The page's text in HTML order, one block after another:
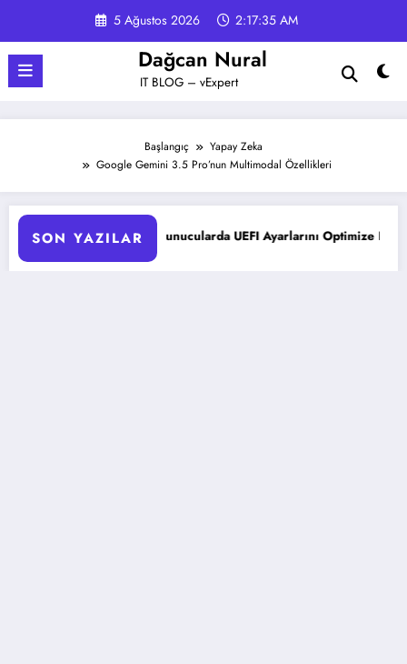
5 Ağustos 2026 2:17:36 AM
Dağcan Nural
IT BLOG – vExpert
Başlangıç
Yapay Zeka
Google Gemini 3.5 Pro’nun Multimodal Özellikleri
SON YAZILAR
ProLiant Sunucularda UEFI Ayarlarını Optimize Etme